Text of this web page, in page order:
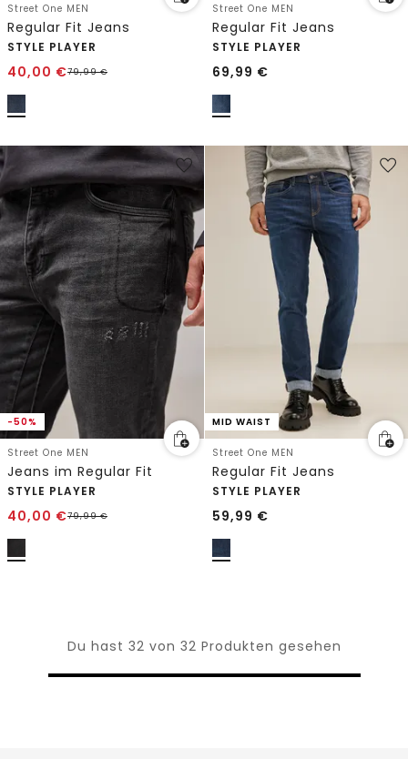
Street One MEN
Regular Fit Jeans
STYLE PLAYER
40,00 €79,99€
Street One MEN
Regular Fit Jeans
STYLE PLAYER
69,99 €
-50%
Street One MEN
Jeans im Regular Fit
STYLE PLAYER
40,00 €79,99€
MID WAIST
Street One MEN
Regular Fit Jeans
STYLE PLAYER
59,99 €
Du hast 32 von 32 Produkten gesehen